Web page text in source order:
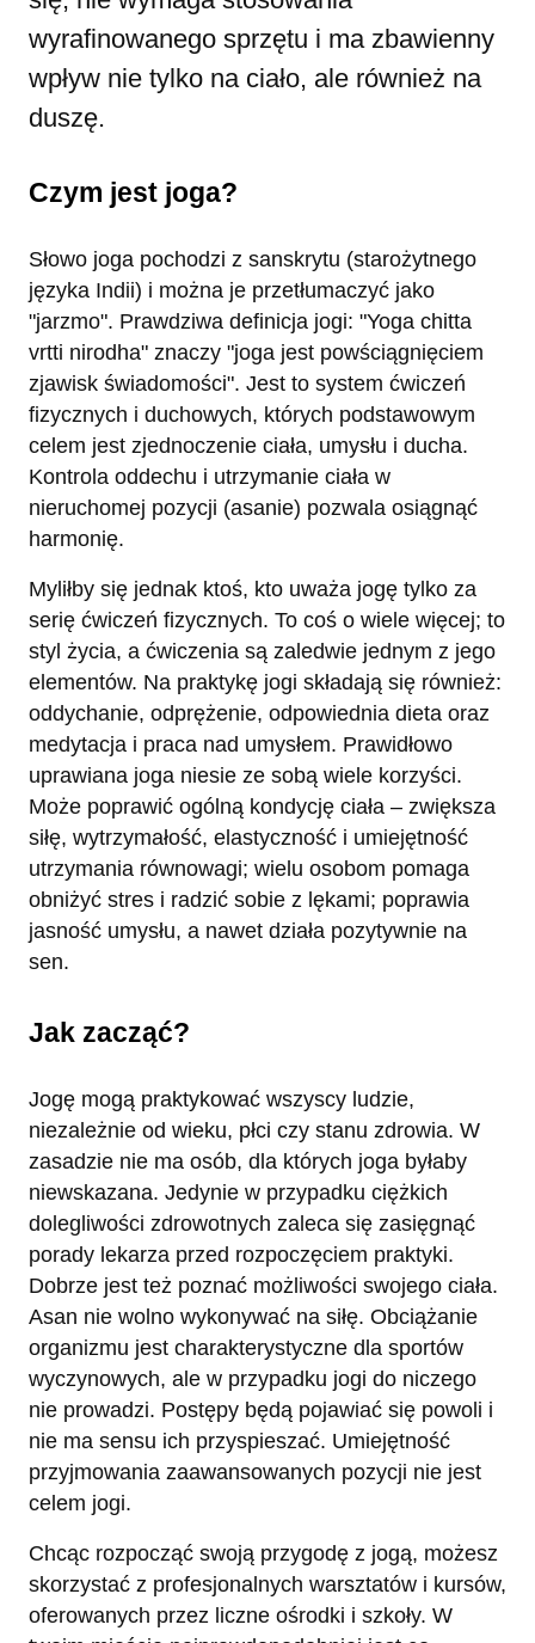
wyrafinowanego sprzętu i ma zbawienny
wpływ nie tylko na ciało, ale również na
duszę.
Czym jest joga?
Słowo joga pochodzi z sanskrytu (starożytnego
języka Indii) i można je przetłumaczyć jako
"jarzmo". Prawdziwa definicja jogi: "Yoga chitta
vrtti nirodha" znaczy "joga jest powściągnięciem
zjawisk świadomości". Jest to system ćwiczeń
fizycznych i duchowych, których podstawowym
celem jest zjednoczenie ciała, umysłu i ducha.
Kontrola oddechu i utrzymanie ciała w
nieruchomej pozycji (asanie) pozwala osiągnąć
harmonię.
Myliłby się jednak ktoś, kto uważa jogę tylko za
serię ćwiczeń fizycznych. To coś o wiele więcej; to
styl życia, a ćwiczenia są zaledwie jednym z jego
elementów. Na praktykę jogi składają się również:
oddychanie, odprężenie, odpowiednia dieta oraz
medytacja i praca nad umysłem. Prawidłowo
uprawiana joga niesie ze sobą wiele korzyści.
Może poprawić ogólną kondycję ciała – zwiększa
siłę, wytrzymałość, elastyczność i umiejętność
utrzymania równowagi; wielu osobom pomaga
obniżyć stres i radzić sobie z lękami; poprawia
jasność umysłu, a nawet działa pozytywnie na
sen.
Jak zacząć?
Jogę mogą praktykować wszyscy ludzie,
niezależnie od wieku, płci czy stanu zdrowia. W
zasadzie nie ma osób, dla których joga byłaby
niewskazana. Jedynie w przypadku ciężkich
dolegliwości zdrowotnych zaleca się zasięgnąć
porady lekarza przed rozpoczęciem praktyki.
Dobrze jest też poznać możliwości swojego ciała.
Asan nie wolno wykonywać na siłę. Obciążanie
organizmu jest charakterystyczne dla sportów
wyczynowych, ale w przypadku jogi do niczego
nie prowadzi. Postępy będą pojawiać się powoli i
nie ma sensu ich przyspieszać. Umiejętność
przyjmowania zaawansowanych pozycji nie jest
celem jogi.
Chcąc rozpocząć swoją przygodę z jogą, możesz
skorzystać z profesjonalnych warsztatów i kursów,
oferowanych przez liczne ośrodki i szkoły. W